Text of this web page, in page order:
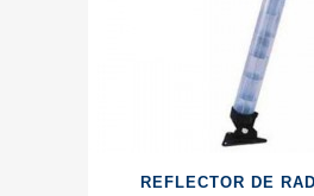
REFLECTOR DE